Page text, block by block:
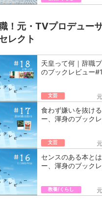
！元・TVプロデュー
レクト
天皇って何｜辞職
のブックレビュー
文芸
食わず嫌いを抜け
ー、渾身のブック
文芸
センスのある本と
ー、渾身のブック
教養/くらし